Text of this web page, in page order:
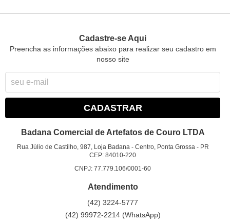
Cadastre-se Aqui
Preencha as informações abaixo para realizar seu cadastro em
nosso site
CADASTRAR
Badana Comercial de Artefatos de Couro LTDA
Rua Júlio de Castilho, 987, Loja Badana - Centro, Ponta Grossa - PR
CEP: 84010-220
CNPJ: 77.779.106/0001-60
Atendimento
(42) 3224-5777
(42) 99972-2214 (WhatsApp)